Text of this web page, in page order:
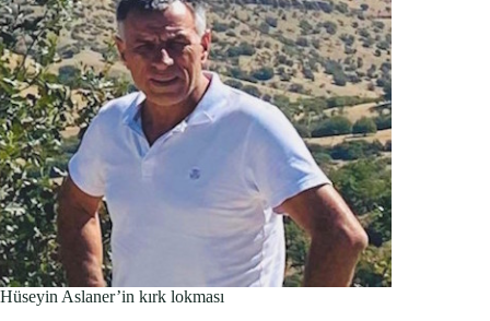
Hüseyin Aslaner’in kırk lokması